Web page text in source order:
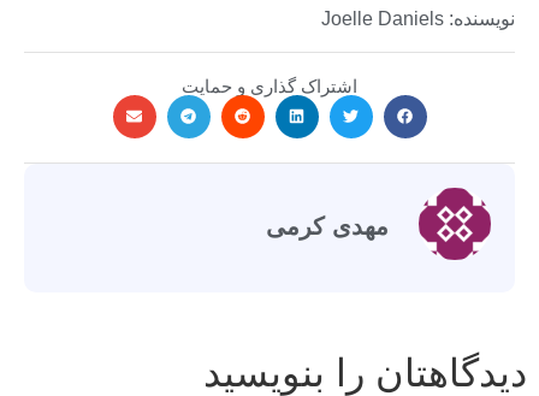
نویسنده: Joelle Daniels
اشتراک گذاری و حمایت
مهدی کرمی
دیدگاهتان را بنویسید